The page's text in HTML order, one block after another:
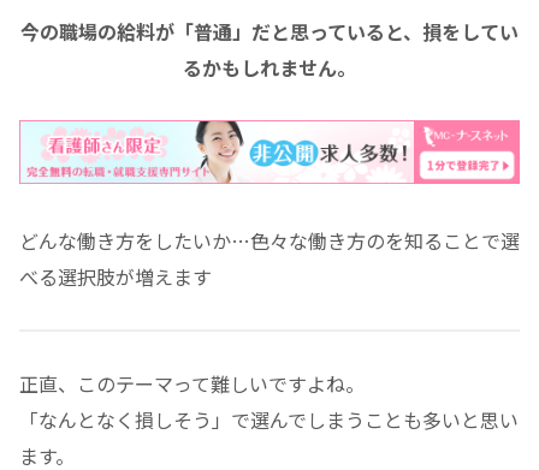
今の職場の給料が「普通」だと思っていると、損をしてい
るかもしれません。
どんな働き方をしたいか…色々な働き方のを知ることで選
べる選択肢が増えます
正直、このテーマって難しいですよね。
「なんとなく損しそう」で選んでしまうことも多いと思い
ます。